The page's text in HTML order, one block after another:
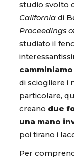
studio svolto
California di
Proceedings
studiato il
camminiamo
di sciogliere i
particolare,
creano due
una mano
poi tirano i
Per